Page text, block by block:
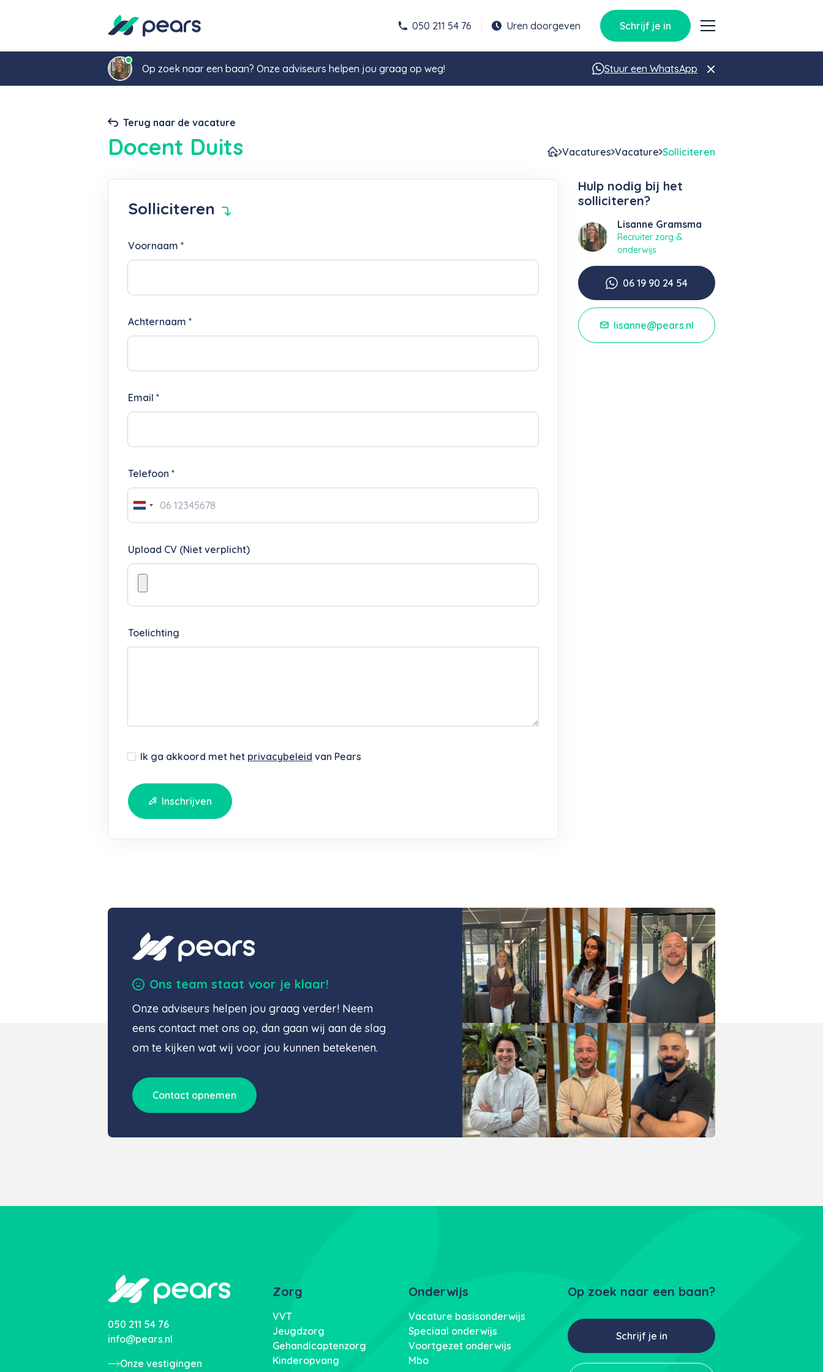
050 211 54 76 Uren doorgeven Schrijf je in
Op zoek naar een baan? Onze adviseurs helpen jou graag op weg! Stuur een WhatsApp
Terug naar de vacature
Docent Duits Vacatures Vacature Solliciteren
Solliciteren
Voornaam *
Achternaam *
Email *
Telefoon *
Upload CV (Niet verplicht)
Toelichting
Ik ga akkoord met het privacybeleid van Pears
Inschrijven
Hulp nodig bij het
solliciteren?
Lisanne Gramsma
Recruiter zorg &
onderwijs
06 19 90 24 54
lisanne@pears.nl
Ons team staat voor je klaar!
Onze adviseurs helpen jou graag verder! Neem
eens contact met ons op, dan gaan wij aan de slag
om te kijken wat wij voor jou kunnen betekenen.
Contact opnemen
050 211 54 76
info@pears.nl
Onze vestigingen
Zorg
VVT
Jeugdzorg
Gehandicaptenzorg
Kinderopvang
Onderwijs
Vacature basisonderwijs
Speciaal onderwijs
Voortgezet onderwijs
Mbo
Op zoek naar een baan?
Schrijf je in